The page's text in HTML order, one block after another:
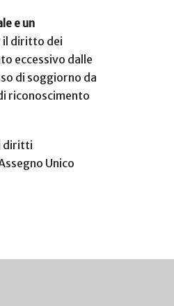
e un
il diritto dei
eccessivo dalle
di soggiorno da
riconoscimento
diritti
Unico